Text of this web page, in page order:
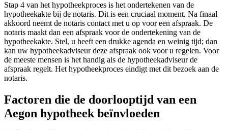
Stap 4 van het hypotheekproces is het ondertekenen van de
hypotheekakte bij de notaris. Dit is een cruciaal moment. Na finaal
akkoord neemt de notaris contact met u op voor een afspraak. De
notaris maakt dan een afspraak voor de ondertekening van de
hypotheekakte. Stel, u heeft een drukke agenda en weinig tijd; dan
kan uw hypotheekadviseur deze afspraak ook voor u regelen. Voor
de meeste mensen is het handig als de hypotheekadviseur de
afspraak regelt. Het hypotheekproces eindigt met dit bezoek aan de
notaris.
Factoren die de doorlooptijd van een
Aegon hypotheek beïnvloeden